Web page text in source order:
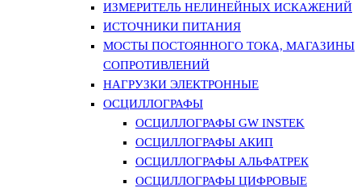
ИЗМЕРИТЕЛЬ НЕЛИНЕЙНЫХ ИСКАЖЕНИЙ
ИСТОЧНИКИ ПИТАНИЯ
МОСТЫ ПОСТОЯННОГО ТОКА, МАГАЗИНЫ
СОПРОТИВЛЕНИЙ
НАГРУЗКИ ЭЛЕКТРОННЫЕ
ОСЦИЛЛОГРАФЫ
ОСЦИЛЛОГРАФЫ GW INSTEK
ОСЦИЛЛОГРАФЫ АКИП
ОСЦИЛЛОГРАФЫ АЛЬФАТРЕК
ОСЦИЛЛОГРАФЫ ЦИФРОВЫЕ